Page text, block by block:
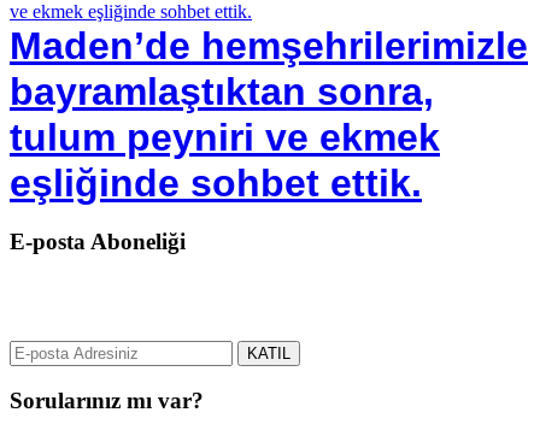
Maden’de hemşehrilerimizle
bayramlaştıktan sonra,
tulum peyniri ve ekmek
eşliğinde sohbet ettik.
E-posta Aboneliği
KATIL
Sorularınız mı var?